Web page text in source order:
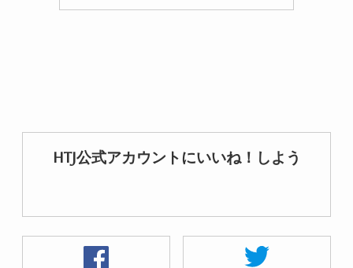
HTJ公式アカウントにいいね！しよう